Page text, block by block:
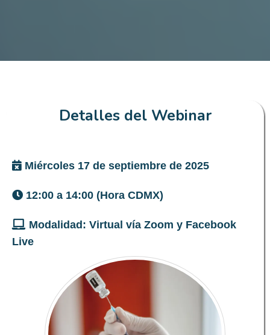
Detalles del Webinar
Miércoles 17 de septiembre de 2025
12:00 a 14:00 (Hora CDMX)
Modalidad: Virtual vía Zoom y Facebook
Live